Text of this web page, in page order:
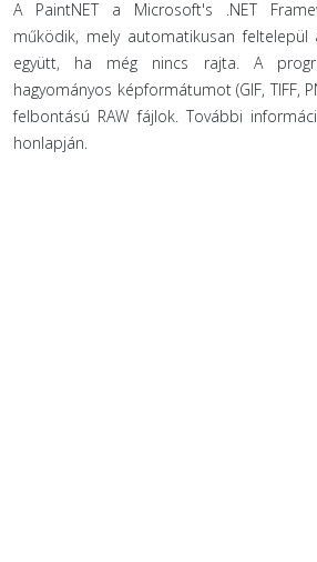
A PaintNET a Microsoft's .NET
működik, mely automatikusan feltelepül
együtt, ha még nincs rajta. A
hagyományos képformátumot (GIF, TIFF,
felbontású RAW fájlok. További
honlapján.